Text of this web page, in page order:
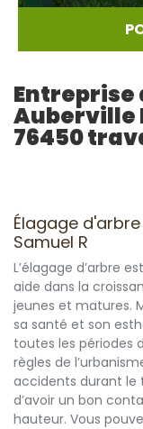
Entreprise
Auberville
76450
Élagage
Samuel R
L’élagage d’arbre
aide dans la
jeunes et matures.
sa santé et son
toutes les périodes
règles de
accidents durant le
d’avoir un bon
hauteur. Vous